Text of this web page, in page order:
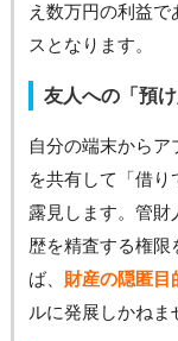
え数万円の利益で
スとなります。
友人への「預
自分の端末から
を共有して「借
露見します。管財
歴を精査する権
ば、 財産の隠匿目
ルに発展しかねま